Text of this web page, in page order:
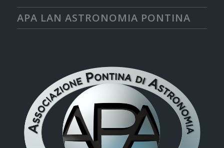
APA LAN ASTRONOMIA PONTINA